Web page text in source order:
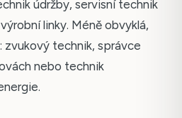
údržby, servisní technik
linky. Méně obvyklá,
zvukový technik, správce
nebo technik